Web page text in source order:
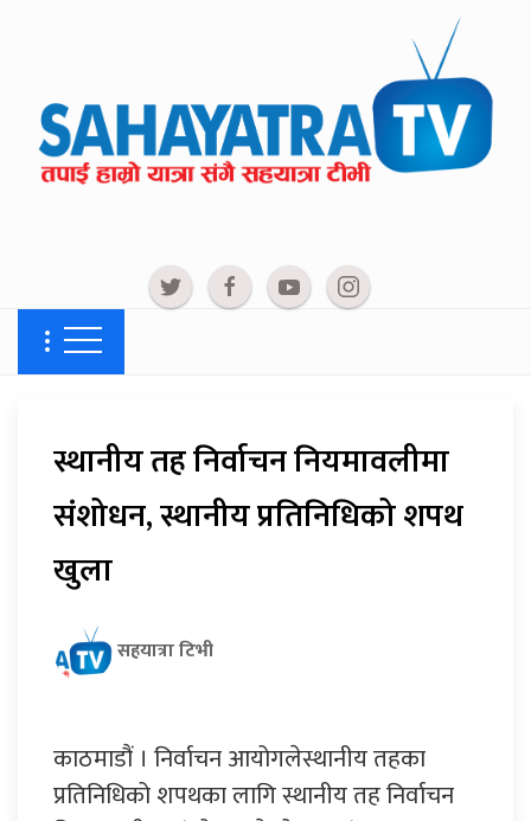
स्थानीय तह निर्वाचन नियमावलीमा
संशोधन, स्थानीय प्रतिनिधिको शपथ
खुला
सहयात्रा टिभी
काठमाडौं । निर्वाचन आयोगलेस्थानीय तहका
प्रतिनिधिको शपथका लागि स्थानीय तह निर्वाचन